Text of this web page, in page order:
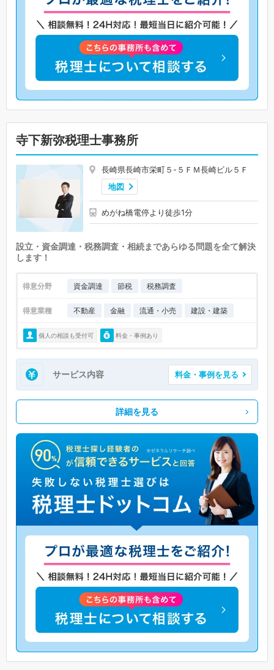
寺下新弥税理士事務所
長崎県長崎市栄町５-５ＦＭ長崎ビル５Ｆ
地図
めがね橋電停より徒歩1分
設立・資金調達・税務調査・相続まであらゆる問題を全て解決
します！
得意分野 資金調達 節税 税務調査
得意業種 不動産 金融 流通・小売 建設・建築
個人の相談も受付可 料金・事例あり
サービス内容 料金・事例を見る
詳細を見る